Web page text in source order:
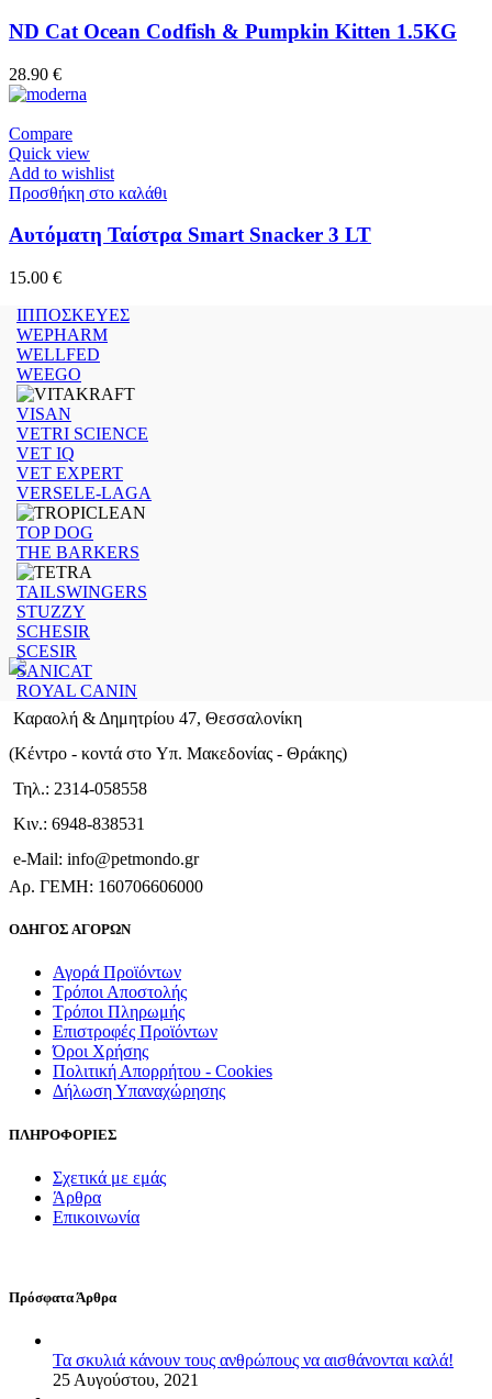
ND Cat Ocean Codfish & Pumpkin Kitten 1.5KG
28.90 €
Compare
Quick view
Add to wishlist
Προσθήκη στο καλάθι
Αυτόματη Ταίστρα Smart Snacker 3 LT
15.00 €
ΙΠΠΟΣΚΕΥΕΣ
WEPHARM
WELLFED
WEEGO
VISAN
VETRI SCIENCE
VET IQ
VET EXPERT
VERSELE-LAGA
TOP DOG
THE BARKERS
TAILSWINGERS
STUZZY
SCHESIR
SCESIR
SANICAT
ROYAL CANIN
Καραολή & Δημητρίου 47, Θεσσαλονίκη
(Kέντρο - κοντά στο Yπ. Μακεδονίας - Θράκης)
Τηλ.: 2314-058558
Κιν.: 6948-838531
e-Mail: info@petmondo.gr
Aρ. ΓΕΜΗ: 160706606000
ΟΔΗΓΟΣ ΑΓΟΡΩΝ
Αγορά Προϊόντων
Τρόποι Αποστολής
Τρόποι Πληρωμής
Επιστροφές Προϊόντων
Όροι Χρήσης
Πολιτική Απορρήτου - Cookies
Δήλωση Υπαναχώρησης
ΠΛΗΡΟΦΟΡΙΕΣ
Σχετικά με εμάς
Άρθρα
Επικοινωνία
Πρόσφατα Άρθρα
Τα σκυλιά κάνουν τους ανθρώπους να αισθάνονται καλά!
25 Αυγούστου, 2021